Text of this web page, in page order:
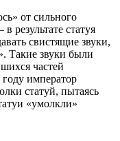
от сильного
результате статуя
свистящие звуки,
Такие звуки были
частей
император
статуй, пытаясь
«умолкли»